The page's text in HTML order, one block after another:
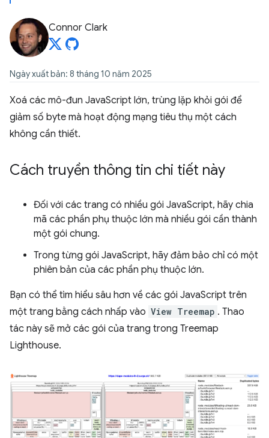
Connor Clark
Ngày xuất bản: 8 tháng 10 năm 2025
Xoá các mô-đun JavaScript lớn, trùng lặp khỏi gói để
giảm số byte mà hoạt động mạng tiêu thụ một cách
không cần thiết.
Cách truyền thông tin chi tiết này
Đối với các trang có nhiều gói JavaScript, hãy chia
mã các phần phụ thuộc lớn mà nhiều gói cần thành
một gói chung.
Trong từng gói JavaScript, hãy đảm bảo chỉ có một
phiên bản của các phần phụ thuộc lớn.
Bạn có thể tìm hiểu sâu hơn về các gói JavaScript trên
một trang bằng cách nhấp vào View Treemap . Thao
tác này sẽ mở các gói của trang trong Treemap
Lighthouse.